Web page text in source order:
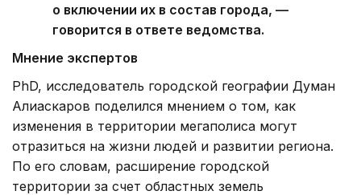
о включении их в состав города, —
говорится в ответе ведомства.
Мнение экспертов
PhD, исследователь городской географии Думан
Алиаскаров поделился мнением о том, как
изменения в территории мегаполиса могут
отразиться на жизни людей и развитии региона.
По его словам, расширение городской
территории за счет областных земель